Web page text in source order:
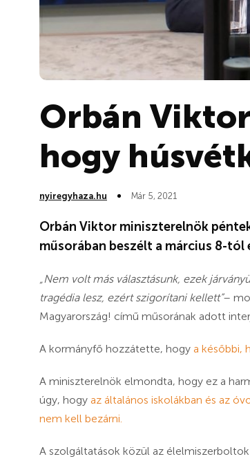
Orbán
hogy
nyiregyhaza.hu Már 5, 2021
Orbán Viktor miniszterelnök
műsorában beszélt a március 8-
„Nem volt más választásunk, ezek
tragédia lesz, ezért szigorítani kellett”–
Magyarország! című műsorának adott
A kormányfő hozzátette, hogy a későbbi,
A miniszterelnök elmondta, hogy ez a
úgy, hogy az általános iskolákban és az
nem kell bezárni.
A szolgáltatások közül az